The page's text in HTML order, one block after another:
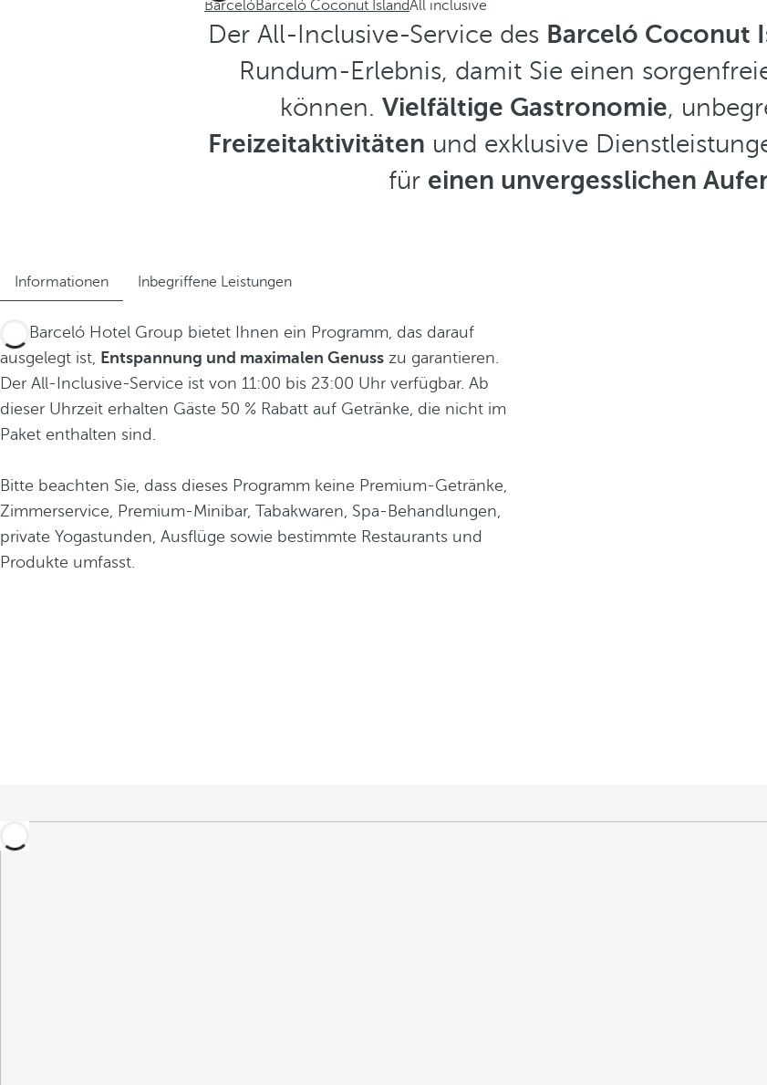
BarcelóBarceló Coconut IslandAll inclusive
Der All-Inclusive-Service des Barceló Coconut
Rundum-Erlebnis, damit Sie einen
können. Vielfältige Gastronomie,
Freizeitaktivitäten und exklusive
für einen unvergesslichen
Informationen Inbegriffene Leistungen
Die Barceló Hotel Group bietet Ihnen ein Programm, das darauf
ausgelegt ist, Entspannung und maximalen Genuss zu garantieren.
Der All-Inclusive-Service ist von 11:00 bis 23:00 Uhr verfügbar. Ab
dieser Uhrzeit erhalten Gäste 50 % Rabatt auf Getränke, die nicht im
Paket enthalten sind.
Bitte beachten Sie, dass dieses Programm keine Premium-Getränke,
Zimmerservice, Premium-Minibar, Tabakwaren, Spa-Behandlungen,
private Yogastunden, Ausflüge sowie bestimmte Restaurants und
Produkte umfasst.